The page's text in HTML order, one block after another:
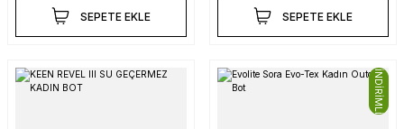
SEPETE EKLE SEPETE EKLE
İNDİRİMLİ